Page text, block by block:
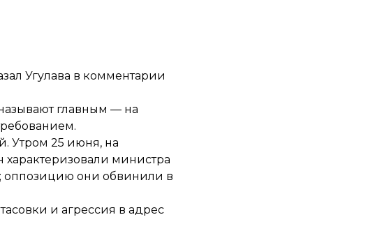
Угулава в комментарии
главным — на
Утром 25 июня, на
характеризовали министра
оппозицию они обвинили в
и агрессия в адрес